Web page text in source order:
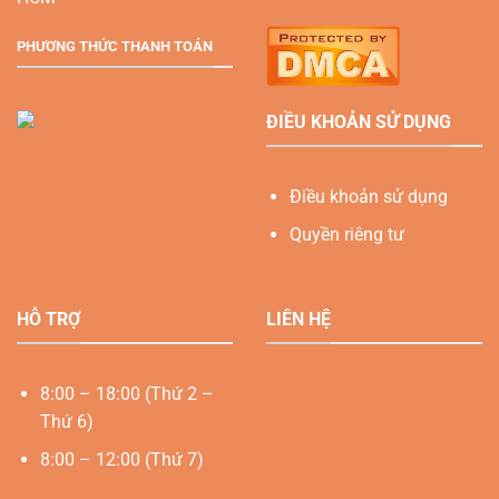
PHƯƠNG THỨC THANH TOÁN
ĐIỀU KHOẢN SỬ DỤNG
Điều khoản sử dụng
Quyền riêng tư
HỖ TRỢ
8:00 – 18:00 (Thứ 2 –
Thứ 6)
8:00 – 12:00 (Thứ 7)
LIÊN HỆ